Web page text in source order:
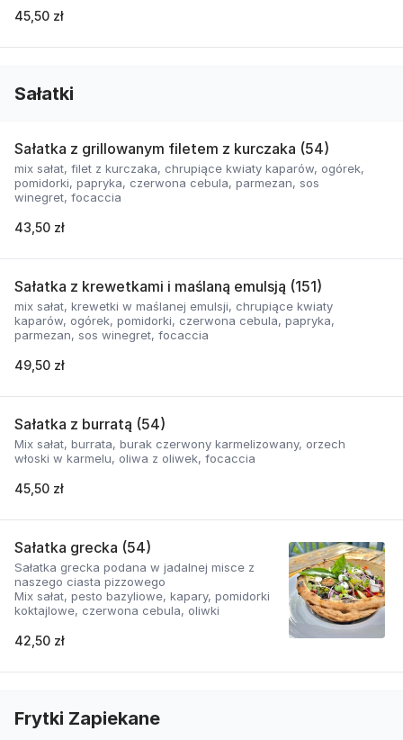
45,50 zł
Sałatki
Sałatka z grillowanym filetem z kurczaka (54)
mix sałat, filet z kurczaka, chrupiące kwiaty kaparów, ogórek,
pomidorki, papryka, czerwona cebula, parmezan, sos
winegret, focaccia
43,50 zł
Sałatka z krewetkami i maślaną emulsją (151)
mix sałat, krewetki w maślanej emulsji, chrupiące kwiaty
kaparów, ogórek, pomidorki, czerwona cebula, papryka,
parmezan, sos winegret, focaccia
49,50 zł
Sałatka z burratą (54)
Mix sałat, burrata, burak czerwony karmelizowany, orzech
włoski w karmelu, oliwa z oliwek, focaccia
45,50 zł
Sałatka grecka (54)
Sałatka grecka podana w jadalnej misce z
naszego ciasta pizzowego
Mix sałat, pesto bazyliowe, kapary, pomidorki
koktajlowe, czerwona cebula, oliwki
42,50 zł
Frytki Zapiekane